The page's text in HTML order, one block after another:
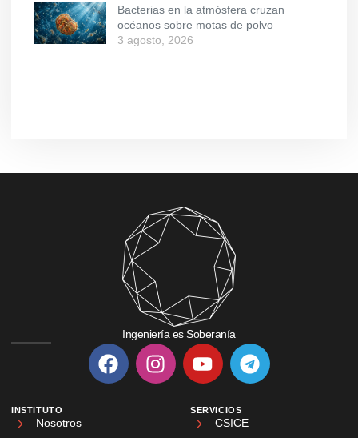
Bacterias en la atmósfera cruzan
océanos sobre motas de polvo
3 agosto, 2026
Ingeniería es Soberanía
INSTITUTO
Nosotros
SERVICIOS
CSICE